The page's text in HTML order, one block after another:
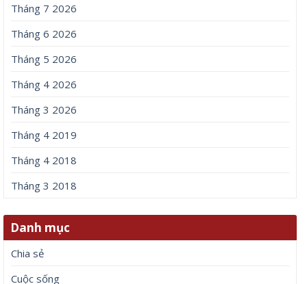
Tháng 7 2026
Tháng 6 2026
Tháng 5 2026
Tháng 4 2026
Tháng 3 2026
Tháng 4 2019
Tháng 4 2018
Tháng 3 2018
Danh mục
Chia sẻ
Cuộc sống